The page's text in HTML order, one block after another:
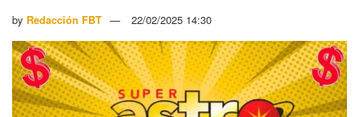
by Redacción FBT 22/02/2025 14:30